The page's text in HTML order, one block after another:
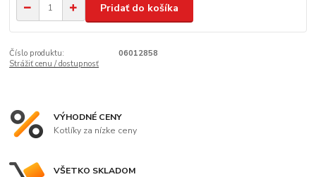
Pridať do košíka
Číslo produktu:
06012858
Strážiť cenu / dostupnosť
VÝHODNÉ CENY
Kotlíky za nízke ceny
VŠETKO SKLADOM